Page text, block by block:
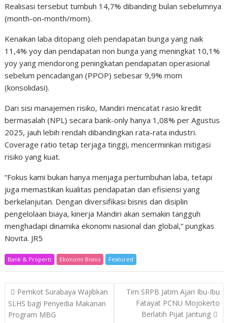
Realisasi tersebut tumbuh 14,7% dibanding bulan sebelumnya
(month-on-month/mom).
Kenaikan laba ditopang oleh pendapatan bunga yang naik
11,4% yoy dan pendapatan non bunga yang meningkat 10,1%
yoy yang mendorong peningkatan pendapatan operasional
sebelum pencadangan (PPOP) sebesar 9,9% mom
(konsolidasi).
Dari sisi manajemen risiko, Mandiri mencatat rasio kredit
bermasalah (NPL) secara bank-only hanya 1,08% per Agustus
2025, jauh lebih rendah dibandingkan rata-rata industri.
Coverage ratio tetap terjaga tinggi, mencerminkan mitigasi
risiko yang kuat.
“Fokus kami bukan hanya menjaga pertumbuhan laba, tetapi
juga memastikan kualitas pendapatan dan efisiensi yang
berkelanjutan. Dengan diversifikasi bisnis dan disiplin
pengelolaan biaya, kinerja Mandiri akan semakin tangguh
menghadapi dinamika ekonomi nasional dan global,” pungkas
Novita. JR5
Bank & Properti Ekonomi Bisnis Featured
Post
navigation
Pemkot Surabaya Wajibkan
SLHS bagi Penyedia Makanan
Program MBG
Tim SRPB Jatim Ajari Ibu-Ibu
Fatayat PCNU Mojokerto
Berlatih Pijat Jantung